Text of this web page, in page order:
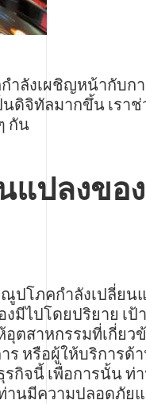
ลังเผชิญหน้ากับก
ดิจิทัลมากขึ้น เรา
กัน
แปลงข
โภคกำลังเปลี่ยน
มีไปโดยปริยาย เ
ตสาหกรรมที่เกี่ย
ร หรือผู้ให้บริการ
กิจนี้ เพื่อการนั้น
นมีความปลอดภัย